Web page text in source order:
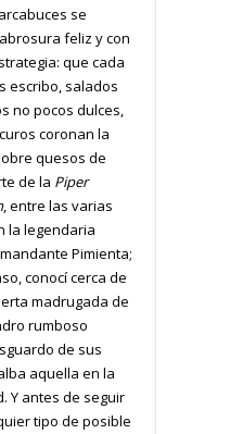
se
feliz y con
que cada
escribo, salados
no pocos dulces,
coronan la
quesos de
de la Piper
, entre las varias
la legendaria
Pimienta;
conocí cerca de
madrugada de
rumboso
de sus
aquella en la
Y antes de seguir
tipo de posible